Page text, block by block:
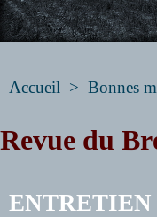
Accueil > Bonnes
Revue du